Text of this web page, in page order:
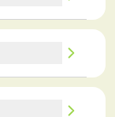
indicam
ruído em
ter a
Em
dos
oferece